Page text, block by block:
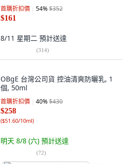
首購折扣價 54%$352
$161
8/11 星期二 預計送達
(314)
OBgE 台灣公司貨 控油清爽防曬乳, 1
個, 50ml
首購折扣價 40%$430
$258
($51.60/10ml)
明天 8/8 (六) 預計送達
(72)